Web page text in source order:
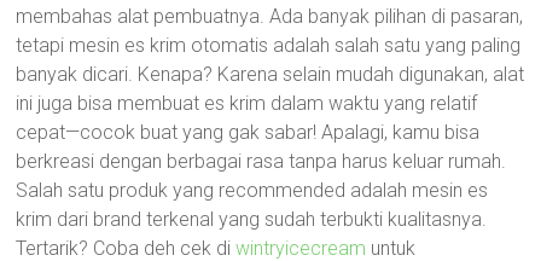
membahas alat pembuatnya. Ada banyak pilihan di pasaran,
tetapi mesin es krim otomatis adalah salah satu yang paling
banyak dicari. Kenapa? Karena selain mudah digunakan, alat
ini juga bisa membuat es krim dalam waktu yang relatif
cepat—cocok buat yang gak sabar! Apalagi, kamu bisa
berkreasi dengan berbagai rasa tanpa harus keluar rumah.
Salah satu produk yang recommended adalah mesin es
krim dari brand terkenal yang sudah terbukti kualitasnya.
Tertarik? Coba deh cek diwintryicecream untuk